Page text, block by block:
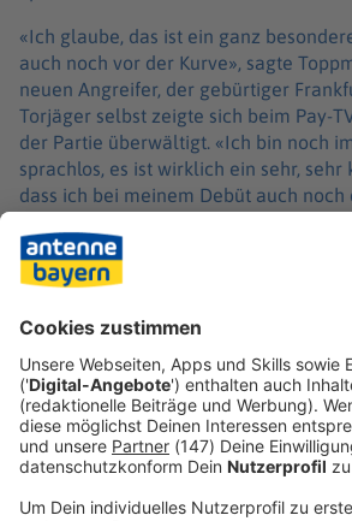
«Ich glaube, das ist ein ganz
auch noch vor der Kurve», sagte
neuen Angreifer, der gebürtiger
Torjäger selbst zeigte sich beim Pay-
der Partie überwältigt. «Ich bin noch
sprachlos, es ist wirklich ein sehr, sehr
dass ich bei meinem Debüt auch noch
Für Ebnoutalib setzt sich der rasante
etwas mehr als einem Jahr spielte er
Regionalliga für den FC Gießen.
Protagonisten vom 3:3 durfte sich also